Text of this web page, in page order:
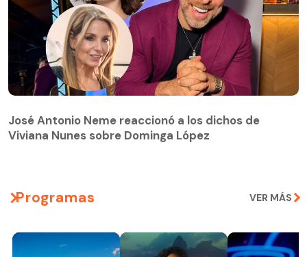
José Antonio Neme reaccionó a los dichos de
Viviana Nunes sobre Dominga López
Programas VER MÁS